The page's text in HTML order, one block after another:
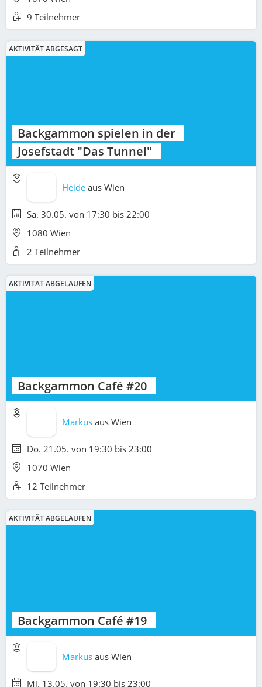
9 Teilnehmer
AKTIVITÄT ABGESAGT
Backgammon spielen in der
Josefstadt "Das Tunnel"
Heide aus Wien
Sa. 30.05. von 17:30 bis 22:00
1080 Wien
2 Teilnehmer
AKTIVITÄT ABGELAUFEN
Backgammon Café #20
Markus aus Wien
Do. 21.05. von 19:30 bis 23:00
1070 Wien
12 Teilnehmer
AKTIVITÄT ABGELAUFEN
Backgammon Café #19
Markus aus Wien
Mi. 13.05. von 19:30 bis 23:00